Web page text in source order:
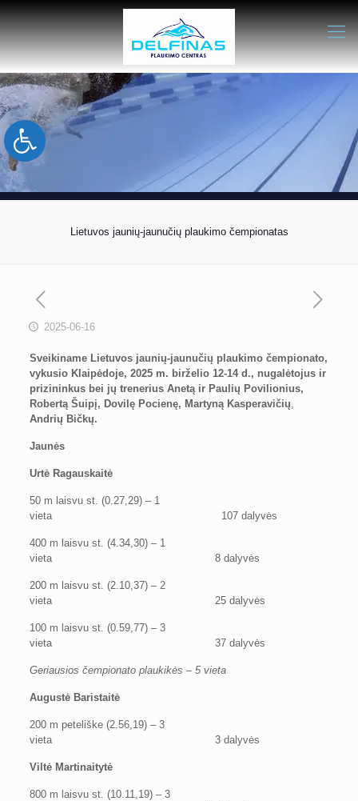
Open toolbar
Lietuvos jaunių-jaunučių plaukimo čempionatas
2025-06-16
Sveikiname Lietuvos jaunių-jaunučių plaukimo čempionato,
vykusio Klaipėdoje, 2025 m. birželio 12-14 d., nugalėtojus ir
prizininkus bei jų trenerius Anetą ir Paulių Povilionius,
Robertą Šuipį, Dovilę Pocienę, Martyną Kasperavičių,
Andrių Bičkų.
Jaunės
Urtė Ragauskaitė
50 m laisvu st. (0.27,29) – 1
vieta 107 dalyvės
400 m laisvu st. (4.34,30) – 1
vieta 8 dalyvės
200 m laisvu st. (2.10,37) – 2
vieta 25 dalyvės
100 m laisvu st. (0.59,77) – 3
vieta 37 dalyvės
Geriausios čempionato plaukikės – 5 vieta
Augustė Baristaitė
200 m peteliške (2.56,19) – 3
vieta 3 dalyvės
Viltė Martinaitytė
800 m laisvu st. (10.11,19) – 3